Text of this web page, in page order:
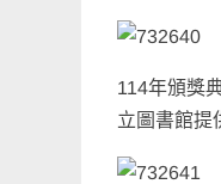
114年頒獎
立圖書館提